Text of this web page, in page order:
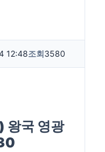
12:48조회3580
왕국 영광